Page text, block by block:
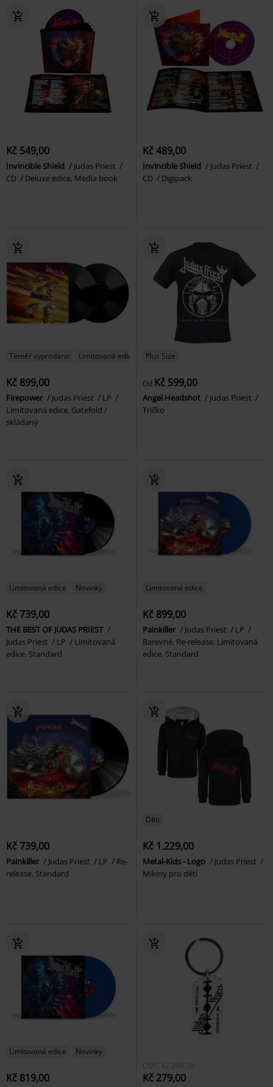
Kč 549,00
Invincible Shield
Judas Priest
CD
Deluxe edice, Media book
Kč 489,00
Invincible Shield
Judas Priest
CD
Digipack
Téměř vyprodáno Limitovaná edice
Kč 899,00
Firepower Judas Priest
LP
Limitovaná edice, Gatefold /
skládaný
Plus Size
Od Kč 599,00
Angel Headshot
Judas Priest
Tričko
Limitovaná edice Novinky
Kč 739,00
THE BEST OF JUDAS PRIEST
Judas Priest
LP
Limitovaná
edice, Standard
Limitovaná edice
Kč 899,00
Painkiller Judas Priest
LP
Barevné, Re-release, Limitovaná
edice, Standard
Kč 739,00
Painkiller Judas Priest LP
Re-
release, Standard
Děti
Kč 1.229,00
Metal-Kids - Logo
Judas Priest
Mikiny pro děti
Limitovaná edice Novinky
Kč 819,00
DMC Kč 299,00
Kč 279,00